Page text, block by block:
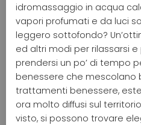
idromassaggio in acqua
vapori profumati e da luci
leggero sottofondo?
ed altri modi per rilassarsi
prendersi un po’ di tempo
benessere che mescolano
trattamenti benessere,
ora molto diffusi sul
visto, si possono trovare